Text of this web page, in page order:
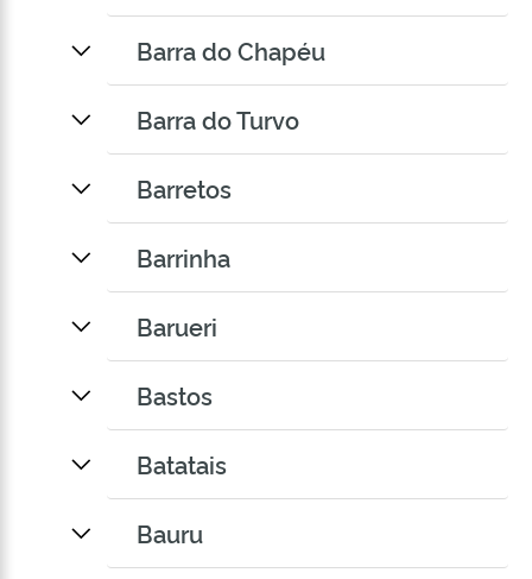
Barra do Chapéu
Barra do Turvo
Barretos
Barrinha
Barueri
Bastos
Batatais
Bauru